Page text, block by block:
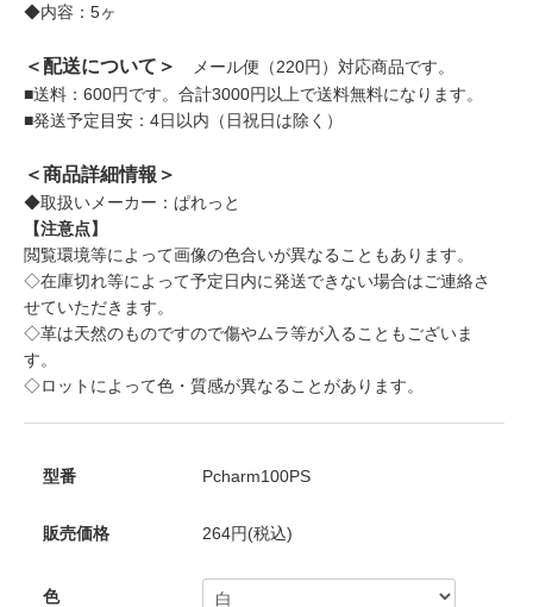
◆内容：5ヶ
＜配送について＞
メール便（220円）対応商品です。
■送料：600円です。合計3000円以上で送料無料になります。
■発送予定目安：4日以内（日祝日は除く）
＜商品詳細情報＞
◆取扱いメーカー：ぱれっと
【注意点】
閲覧環境等によって画像の色合いが異なることもあります。
◇在庫切れ等によって予定日内に発送できない場合はご連絡さ
せていただきます。
◇革は天然のものですので傷やムラ等が入ることもございま
す。
◇ロットによって色・質感が異なることがあります。
型番 Pcharm100PS
販売価格 264円(税込)
色